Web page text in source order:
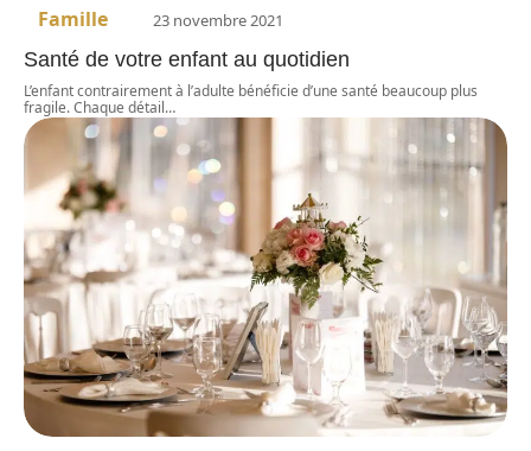
Famille 23 novembre 2021
Santé de votre enfant au quotidien
L’enfant contrairement à l’adulte bénéficie d’une santé beaucoup plus
fragile. Chaque détail…